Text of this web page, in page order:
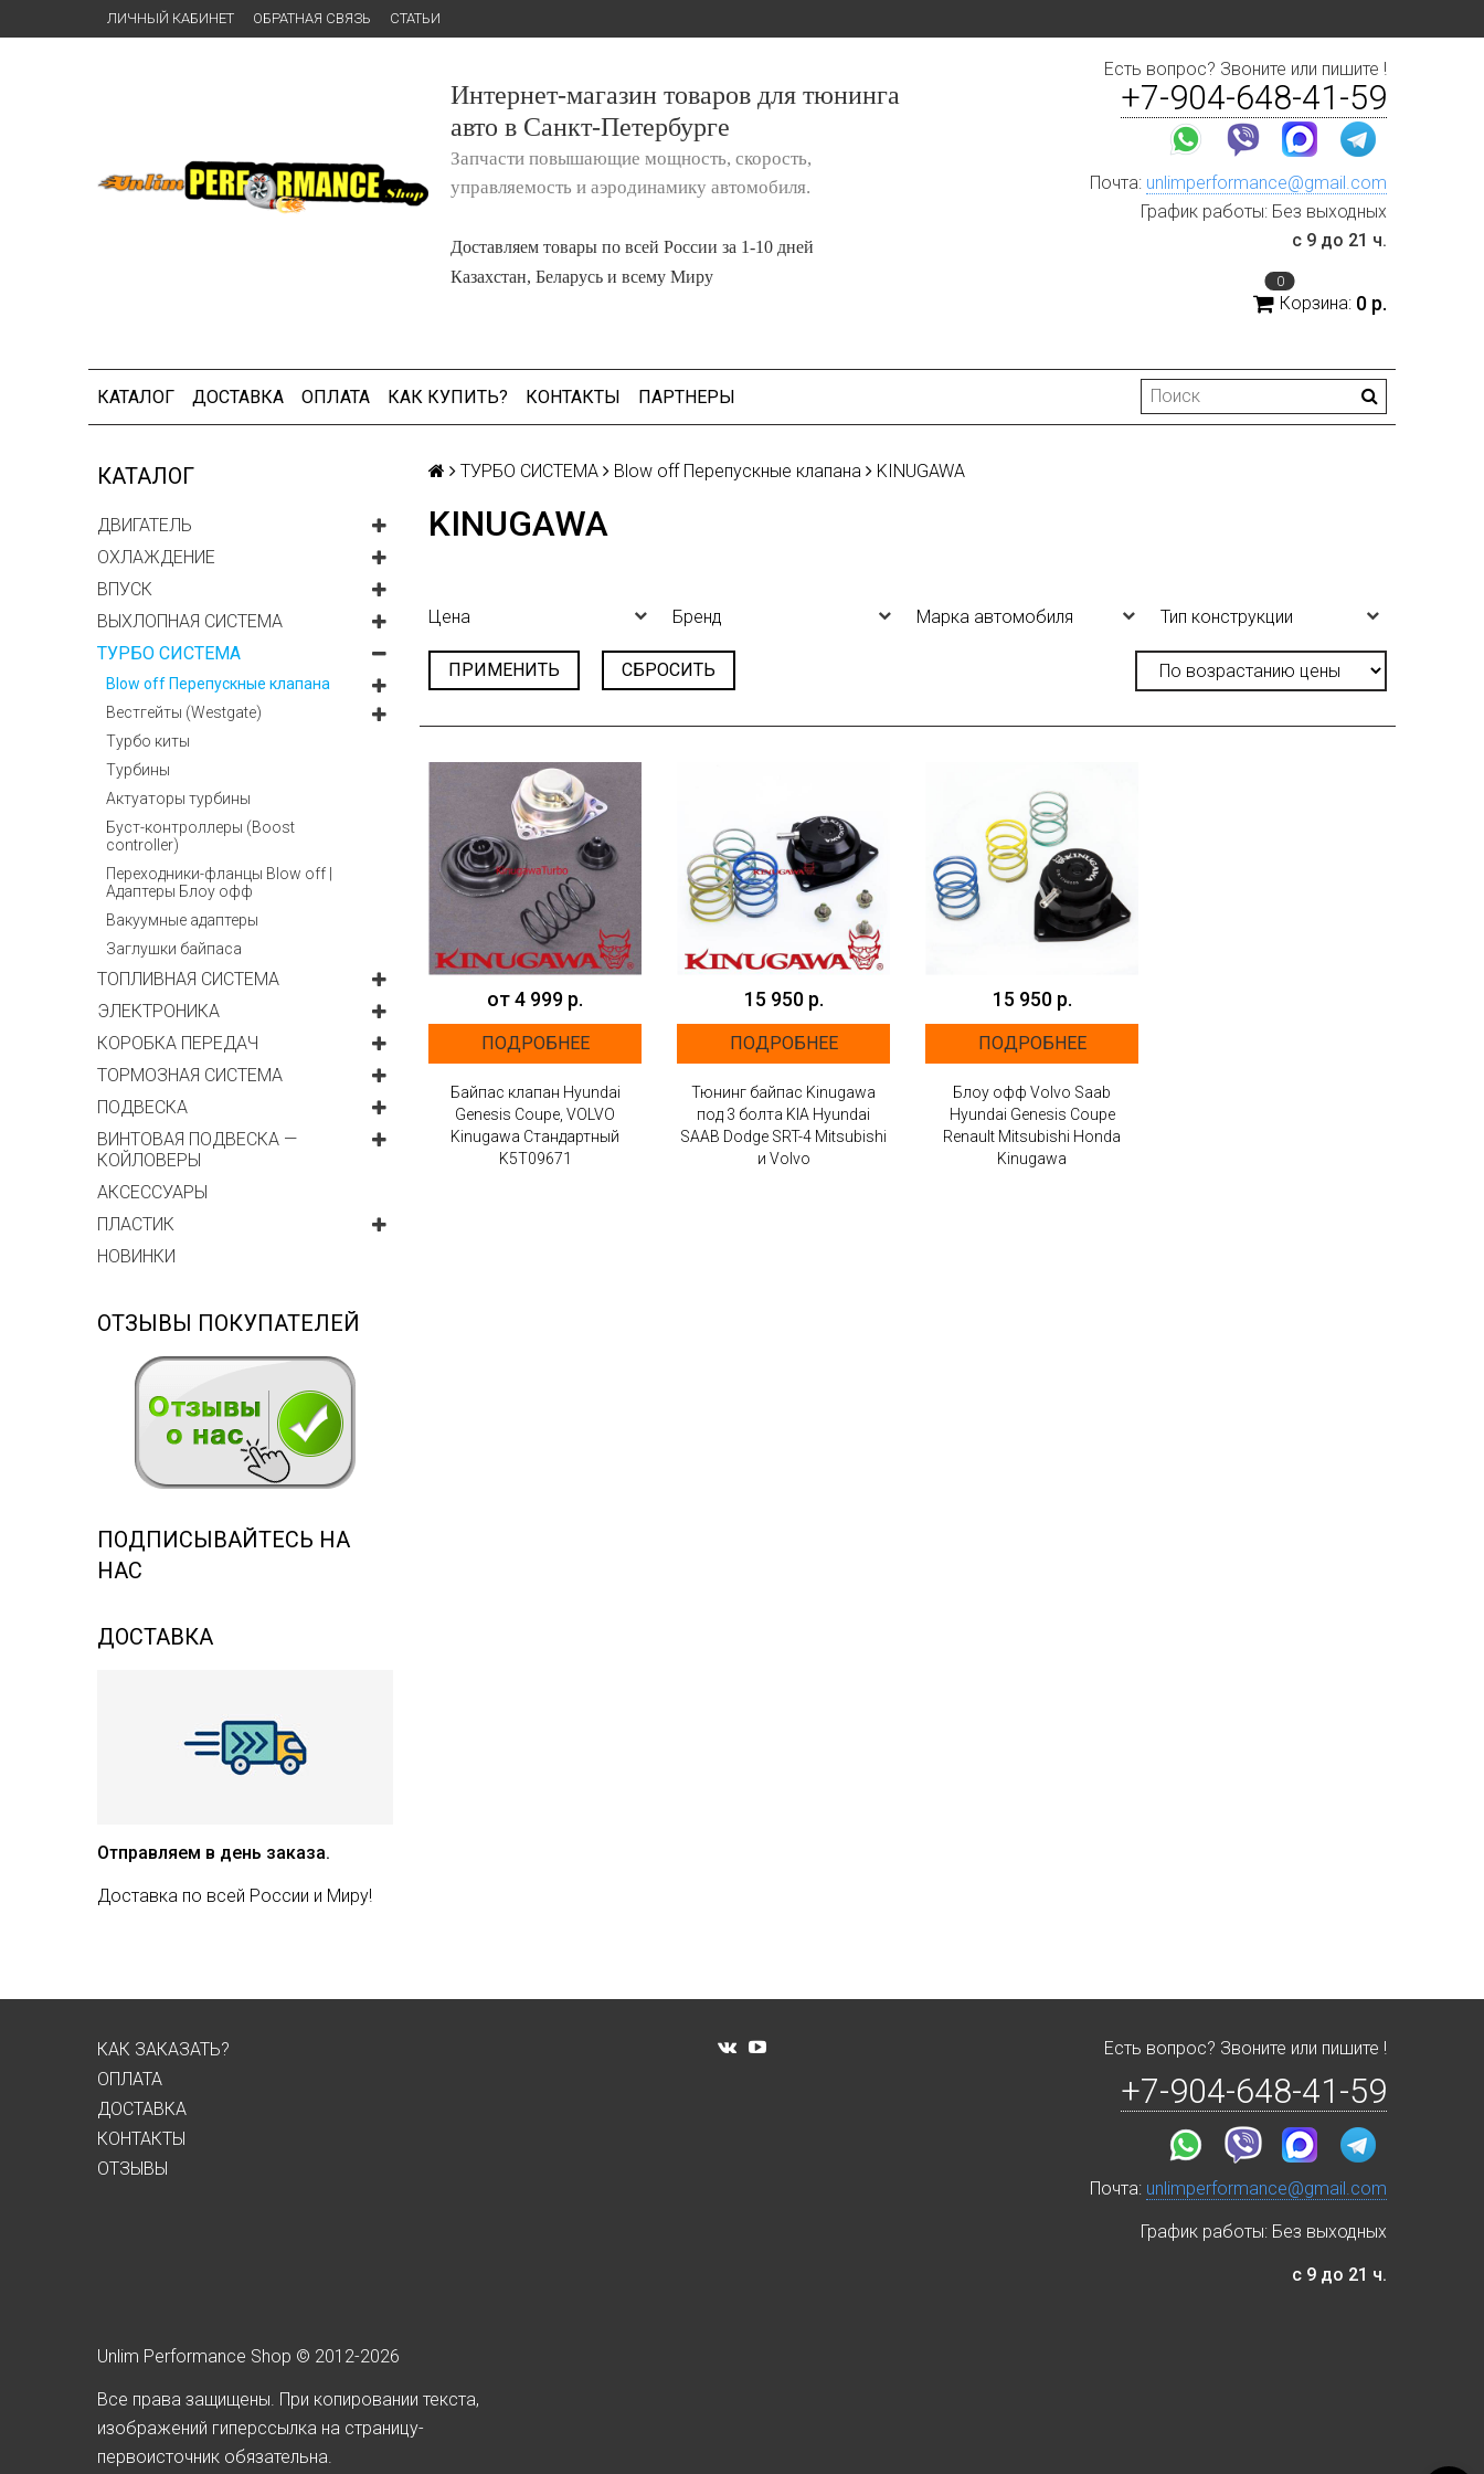
ЛИЧНЫЙ КАБИНЕТ ОБРАТНАЯ СВЯЗЬ СТАТЬИ
Интернет-магазин товаров для тюнинга
авто в Санкт-Петербурге
Запчасти повышающие мощность, скорость,
управляемость и аэродинамику автомобиля.
Доставляем товары по всей России за 1-10 дней
Казахстан, Беларусь и всему Миру
Есть вопрос? Звоните или пишите !
+7-904-648-41-59
Почта: unlimperformance@gmail.com
График работы: Без выходных
с 9 до 21 ч.
0
Корзина: 0 р.
КАТАЛОГ ДОСТАВКА ОПЛАТА КАК КУПИТЬ? КОНТАКТЫ ПАРТНЕРЫ
КАТАЛОГ
ДВИГАТЕЛЬ
ОХЛАЖДЕНИЕ
ВПУСК
ВЫХЛОПНАЯ СИСТЕМА
ТУРБО СИСТЕМА
Blow off Перепускные клапана
Вестгейты (Westgate)
Турбо киты
Турбины
Актуаторы турбины
Буст-контроллеры (Boost
controller)
Переходники-фланцы Blow off |
Адаптеры Блоу офф
Вакуумные адаптеры
Заглушки байпаса
ТОПЛИВНАЯ СИСТЕМА
ЭЛЕКТРОНИКА
КОРОБКА ПЕРЕДАЧ
ТОРМОЗНАЯ СИСТЕМА
ПОДВЕСКА
ВИНТОВАЯ ПОДВЕСКА —
КОЙЛОВЕРЫ
АКСЕССУАРЫ
ПЛАСТИК
НОВИНКИ
ОТЗЫВЫ ПОКУПАТЕЛЕЙ
ПОДПИСЫВАЙТЕСЬ НА
НАС
ДОСТАВКА
Отправляем в день заказа.
Доставка по всей России и Миру!
ТУРБО СИСТЕМА Blow off Перепускные клапана KINUGAWA
KINUGAWA
Цена Бренд Марка автомобиля Тип конструкции
ПРИМЕНИТЬ СБРОСИТЬ
от 4 999 р.
ПОДРОБНЕЕ
Байпас клапан Hyundai
Genesis Coupe, VOLVO
Kinugawa Стандартный
K5T09671
15 950 р.
ПОДРОБНЕЕ
Тюнинг байпас Kinugawa
под 3 болта KIA Hyundai
SAAB Dodge SRT-4 Mitsubishi
и Volvo
15 950 р.
ПОДРОБНЕЕ
Блоу офф Volvo Saab
Hyundai Genesis Coupe
Renault Mitsubishi Honda
Kinugawa
КАК ЗАКАЗАТЬ?
ОПЛАТА
ДОСТАВКА
КОНТАКТЫ
ОТЗЫВЫ
Есть вопрос? Звоните или пишите !
+7-904-648-41-59
Почта: unlimperformance@gmail.com
График работы: Без выходных
с 9 до 21 ч.
Unlim Performance Shop © 2012-2026
Все права защищены. При копировании текста,
изображений гиперссылка на страницу-
первоисточник обязательна.